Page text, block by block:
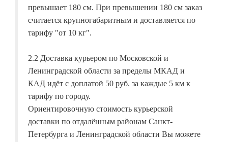
превышает 180 см. При превышении 180 см заказ
считается крупногабаритным и доставляется по
тарифу "от 10 кг".
2.2 Доставка курьером по Московской и
Ленинградской области за пределы МКАД и
КАД идёт с доплатой 50 руб. за каждые 5 км к
тарифу по городу.
Ориентировочную стоимость курьерской
доставки по отдалённым районам Санкт-
Петербурга и Ленинградской области Вы можете